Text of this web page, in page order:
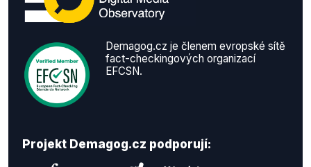
Demagog.cz je členem evropské sítě
fact-checkingových organizací
EFCSN.
Projekt Demagog.cz podporují: